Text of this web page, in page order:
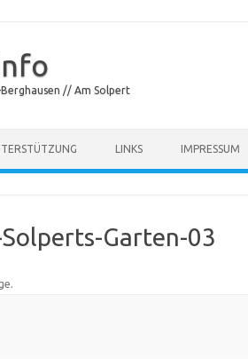
Berghausen // Am Solpert
LINKS IMPRESSUM
Garten-03
.